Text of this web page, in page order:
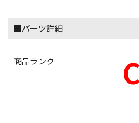
■パーツ詳細
商品ランク